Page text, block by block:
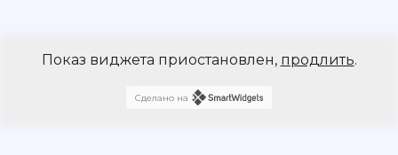
Показ виджета приостановлен, продлить.
Сделано на